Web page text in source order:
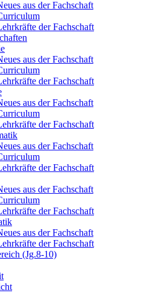
aus der Fachschaft
der Fachschaft
aus der Fachschaft
der Fachschaft
aus der Fachschaft
der Fachschaft
aus der Fachschaft
der Fachschaft
aus der Fachschaft
der Fachschaft
aus der Fachschaft
der Fachschaft
(Jg.8-10)